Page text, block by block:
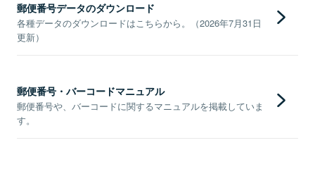
郵便番号データのダウンロード
各種データのダウンロードはこちらから。（2026年7月31日
更新）
郵便番号・バーコードマニュアル
郵便番号や、バーコードに関するマニュアルを掲載していま
す。